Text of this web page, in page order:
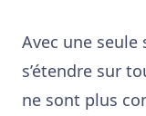
Avec une
s’étendre sur
ne sont plus